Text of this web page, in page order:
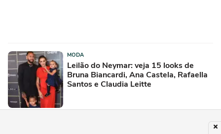
MODA
Leilão do Neymar: veja 15 looks de
Bruna Biancardi, Ana Castela, Rafaella
Santos e Claudia Leitte